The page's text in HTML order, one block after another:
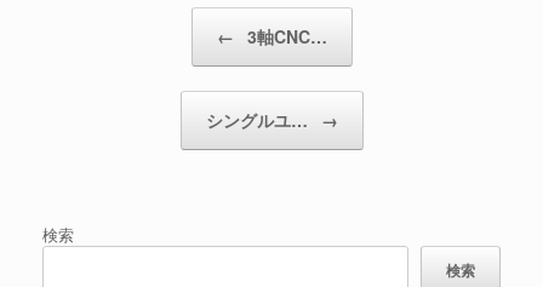
← 3軸CNC…
シングルユ… →
検索
検索